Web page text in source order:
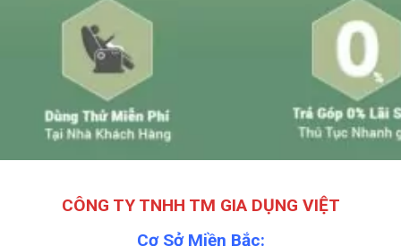
CÔNG TY TNHH TM GIA DỤNG VIỆT
Cơ Sở Miền Bắc: